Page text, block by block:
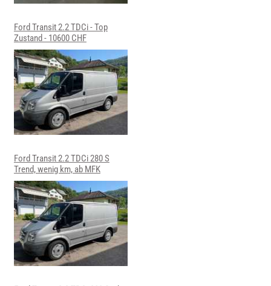
Ford Transit 2.2 TDCi - Top
Zustand - 10600 CHF
Ford Transit 2.2 TDCi 280 S
Trend, wenig km, ab MFK